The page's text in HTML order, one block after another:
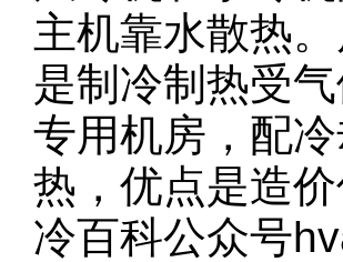
主机靠水散热
是制冷制热受
专用机房，配
热，优点是造
冷百科公众号